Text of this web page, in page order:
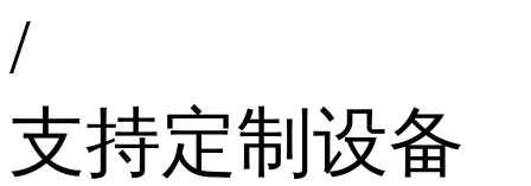
/
支持定制设备